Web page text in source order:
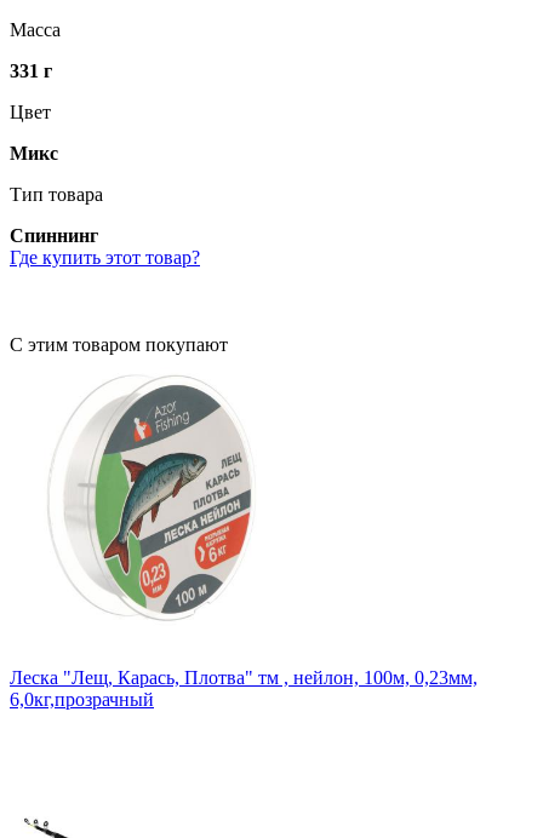
Масса
331 г
Цвет
Микс
Тип товара
Спиннинг
Где купить этот товар?
С этим товаром покупают
Леска "Лещ, Карась, Плотва" тм , нейлон, 100м, 0,23мм,
6,0кг,прозрачный